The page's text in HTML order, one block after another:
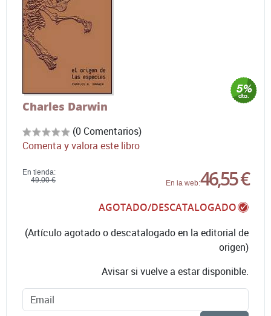
Charles Darwin
(0 Comentarios)
Comenta y valora este libro
En tienda:
49,00 €
En la web:46,55 €
AGOTADO/DESCATALOGADO
(Artículo agotado o descatalogado en la editorial de
origen)
Avisar si vuelve a estar disponible.